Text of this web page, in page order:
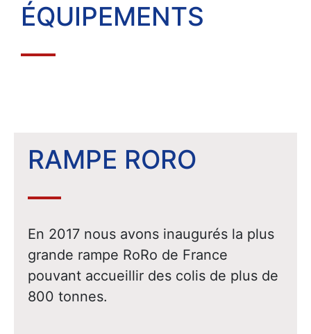
ÉQUIPEMENTS
RAMPE RORO
En 2017 nous avons inaugurés la plus
grande rampe RoRo de France
pouvant accueillir des colis de plus de
800 tonnes.